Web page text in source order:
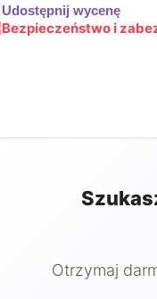
Udostępnij wycenę
Bezpieczeństwo i
Otrzymaj